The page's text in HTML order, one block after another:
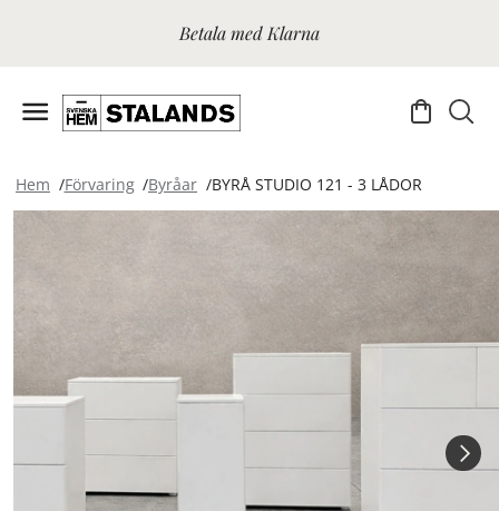
Betala med Klarna
Hem Förvaring Byråar BYRÅ STUDIO 121 - 3 LÅDOR